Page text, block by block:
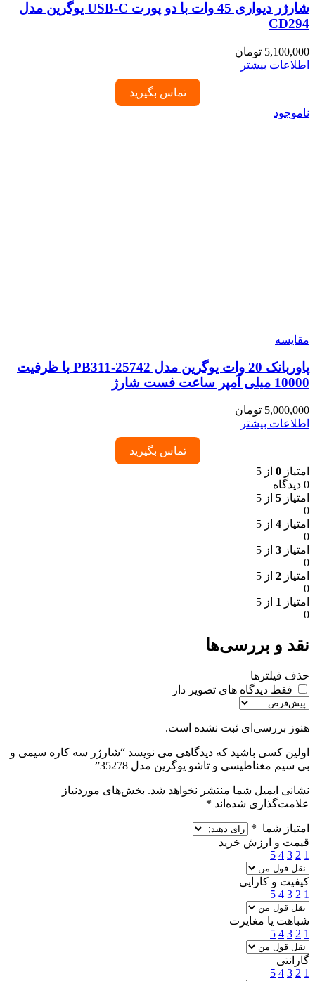
شارژر دیواری 45 وات با دو پورت USB-C یوگرین مدل
CD294
5,100,000 تومان
اطلاعات بیشتر
تماس بگیرید
ناموجود
مقایسه
پاوربانک 20 وات یوگرین مدل PB311-25742 با ظرفیت
10000 میلی آمپر ساعت فست شارژ
5,000,000 تومان
اطلاعات بیشتر
تماس بگیرید
امتیاز 0 از 5
0 دیدگاه
امتیاز 5 از 5
0
امتیاز 4 از 5
0
امتیاز 3 از 5
0
امتیاز 2 از 5
0
امتیاز 1 از 5
0
نقد و بررسی‌ها
حذف فیلترها
فقط دیدگاه های تصویر دار
هنوز بررسی‌ای ثبت نشده است.
اولین کسی باشید که دیدگاهی می نویسد “شارژر سه کاره سیمی و
بی سیم مغناطیسی و تاشو یوگرین مدل 35278”
نشانی ایمیل شما منتشر نخواهد شد. بخش‌های موردنیاز
علامت‌گذاری شده‌اند *
امتیاز شما *
قیمت و ارزش خرید
1
2
3
4
5
کیفیت و کارایی
1
2
3
4
5
شباهت یا مغایرت
1
2
3
4
5
گارانتی
1
2
3
4
5